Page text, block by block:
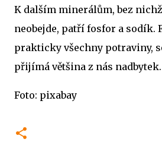
K dalším minerálům, bez
neobejde, patří fosfor a sodík.
prakticky všechny potraviny,
přijímá většina z nás nadbytek.
Foto: pixabay